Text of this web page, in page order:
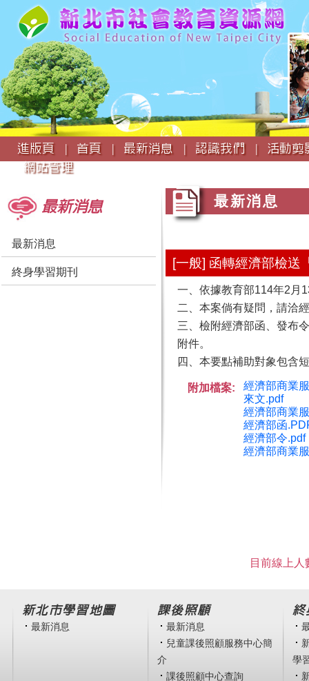
:::
進版頁 |
首頁 | 最新消息 | 認識我們 |
活動
網站管理
最新消息
最新消息
終身學習期刊
最新消息
[一般] 函轉經濟部檢送
一、依據教育部114年2月
二、本案倘有疑問，請洽
三、檢附經濟部函、發布
附件。
四、本要點補助對象包含
附加檔案:
經濟部商業
來文.pdf
經濟部商業
經濟部函
經濟部令.pdf
經濟部商業
目前線上
新北市學習地圖
最新消息
課後照顧
最新消息
兒童課後照顧服務中心簡
介
課後照顧中心查詢
終
學